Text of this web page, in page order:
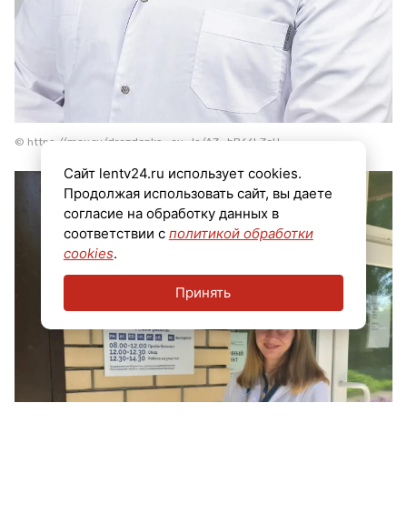
© https://max.ru/drozdenko_au_lo/AZ_hB66LZeU
Сайт lentv24.ru использует cookies.
Продолжая использовать сайт, вы даете
согласие на обработку данных в
соответствии с политикой обработки
cookies.
Принять